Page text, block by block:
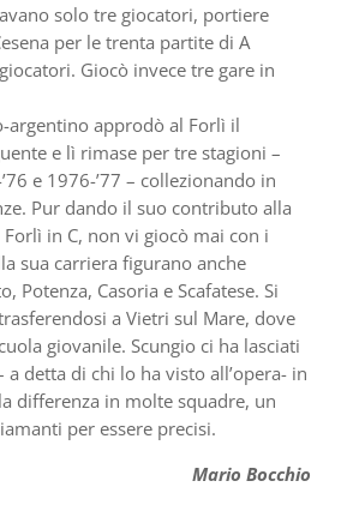
solo tre giocatori, portiere
per le trenta partite di A
Giocò invece tre gare in
argentino approdò al Forlì il
e lì rimase per tre stagioni –
e 1976-’77 – collezionando in
Pur dando il suo contributo alla
in C, non vi giocò mai con i
sua carriera figurano anche
Potenza, Casoria e Scafatese. Si
a Vietri sul Mare, dove
giovanile. Scungio ci ha lasciati
a detta di chi lo ha visto all’opera- in
differenza in molte squadre, un
per essere precisi.
Mario Bocchio